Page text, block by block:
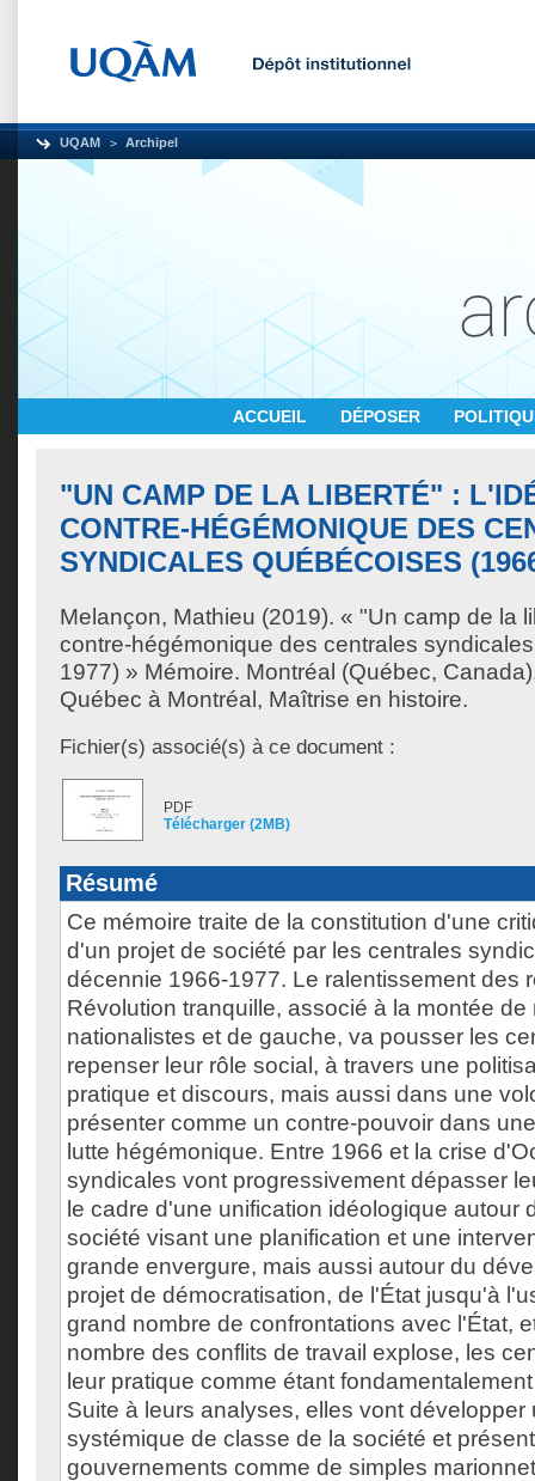
UQAM Archipel
ACCUEIL DÉPOSER
"UN CAMP DE LA LIBERTÉ" :
CONTRE-HÉGÉMONIQUE DES
SYNDICALES QUÉBÉCOISES
Melançon, Mathieu (2019). « "Un camp de la
contre-hégémonique des centrales
1977) » Mémoire. Montréal (Québec,
Québec à Montréal, Maîtrise en histoire.
Fichier(s) associé(s) à ce document :
PDF
Télécharger (2MB)
Résumé
Ce mémoire traite de la constitution d'une
d'un projet de société par les centrales
décennie 1966-1977. Le ralentissement des
Révolution tranquille, associé à la montée
nationalistes et de gauche, va pousser les
repenser leur rôle social, à travers une
pratique et discours, mais aussi dans une
présenter comme un contre-pouvoir dans
lutte hégémonique. Entre 1966 et la crise
syndicales vont progressivement dépasser
le cadre d'une unification idéologique autour
société visant une planification et une
grande envergure, mais aussi autour du
projet de démocratisation, de l'État jusqu'à
grand nombre de confrontations avec l'État,
nombre des conflits de travail explose, les
leur pratique comme étant
Suite à leurs analyses, elles vont développer
systémique de classe de la société et
gouvernements comme de simples